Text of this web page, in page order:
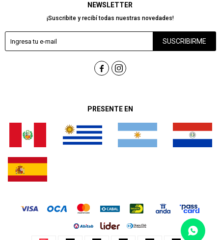
PRESENTE EN
NEWSLETTER
¡Suscribite y recibí todas nuestras novedades!
SUSCRIBIRME
 